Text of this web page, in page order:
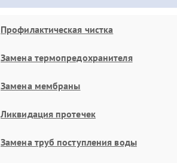
Профилактическая чистка
Замена термопредохранителя
Замена мембраны
Ликвидация протечек
Замена труб поступления воды